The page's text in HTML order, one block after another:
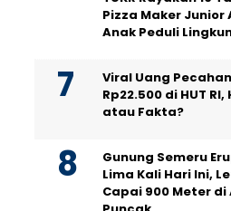
Pizza Maker Junior
Anak Peduli
Viral Uang Pecahan
Rp22.500 di HUT RI,
atau Fakta?
Gunung Semeru
Lima Kali Hari Ini,
Capai 900 Meter di